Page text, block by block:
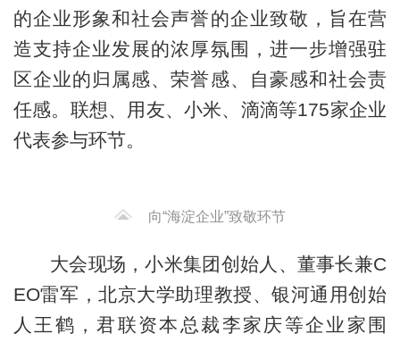
的企业形象和社会声誉的企业致敬，旨在营
造支持企业发展的浓厚氛围，进一步增强驻
区企业的归属感、荣誉感、自豪感和社会责
任感。联想、用友、小米、滴滴等175家企业
代表参与环节。
向“海淀企业”致敬环节
大会现场，小米集团创始人、董事长兼C
EO雷军，北京大学助理教授、银河通用创始
人王鹤，君联资本总裁李家庆等企业家围